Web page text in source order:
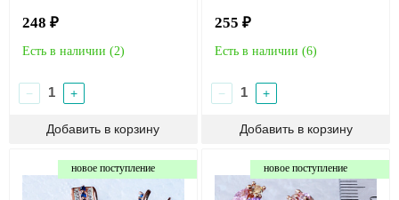
248 ₽
Есть в наличии (2)
− +
255 ₽
Есть в наличии (6)
− +
новое поступление новое поступление